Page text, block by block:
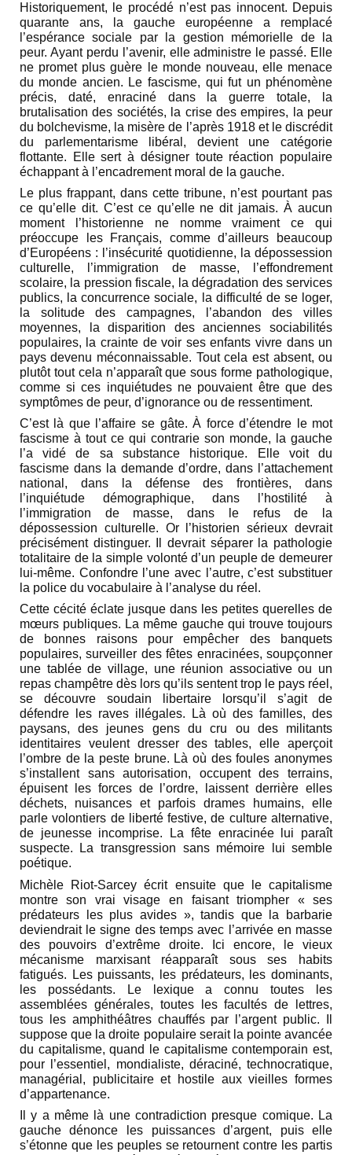
Historiquement, le procédé n’est pas innocent. Depuis
quarante ans, la gauche européenne a remplacé
l’espérance sociale par la gestion mémorielle de la
peur. Ayant perdu l’avenir, elle administre le passé. Elle
ne promet plus guère le monde nouveau, elle menace
du monde ancien. Le fascisme, qui fut un phénomène
précis, daté, enraciné dans la guerre totale, la
brutalisation des sociétés, la crise des empires, la peur
du bolchevisme, la misère de l’après 1918 et le discrédit
du parlementarisme libéral, devient une catégorie
flottante. Elle sert à désigner toute réaction populaire
échappant à l’encadrement moral de la gauche.
Le plus frappant, dans cette tribune, n’est pourtant pas
ce qu’elle dit. C’est ce qu’elle ne dit jamais. À aucun
moment l’historienne ne nomme vraiment ce qui
préoccupe les Français, comme d’ailleurs beaucoup
d’Européens : l’insécurité quotidienne, la dépossession
culturelle, l’immigration de masse, l’effondrement
scolaire, la pression fiscale, la dégradation des services
publics, la concurrence sociale, la difficulté de se loger,
la solitude des campagnes, l’abandon des villes
moyennes, la disparition des anciennes sociabilités
populaires, la crainte de voir ses enfants vivre dans un
pays devenu méconnaissable. Tout cela est absent, ou
plutôt tout cela n’apparaît que sous forme pathologique,
comme si ces inquiétudes ne pouvaient être que des
symptômes de peur, d’ignorance ou de ressentiment.
C’est là que l’affaire se gâte. À force d’étendre le mot
fascisme à tout ce qui contrarie son monde, la gauche
l’a vidé de sa substance historique. Elle voit du
fascisme dans la demande d’ordre, dans l’attachement
national, dans la défense des frontières, dans
l’inquiétude démographique, dans l’hostilité à
l’immigration de masse, dans le refus de la
dépossession culturelle. Or l’historien sérieux devrait
précisément distinguer. Il devrait séparer la pathologie
totalitaire de la simple volonté d’un peuple de demeurer
lui-même. Confondre l’une avec l’autre, c’est substituer
la police du vocabulaire à l’analyse du réel.
Cette cécité éclate jusque dans les petites querelles de
mœurs publiques. La même gauche qui trouve toujours
de bonnes raisons pour empêcher des banquets
populaires, surveiller des fêtes enracinées, soupçonner
une tablée de village, une réunion associative ou un
repas champêtre dès lors qu’ils sentent trop le pays réel,
se découvre soudain libertaire lorsqu’il s’agit de
défendre les raves illégales. Là où des familles, des
paysans, des jeunes gens du cru ou des militants
identitaires veulent dresser des tables, elle aperçoit
l’ombre de la peste brune. Là où des foules anonymes
s’installent sans autorisation, occupent des terrains,
épuisent les forces de l’ordre, laissent derrière elles
déchets, nuisances et parfois drames humains, elle
parle volontiers de liberté festive, de culture alternative,
de jeunesse incomprise. La fête enracinée lui paraît
suspecte. La transgression sans mémoire lui semble
poétique.
Michèle Riot-Sarcey écrit ensuite que le capitalisme
montre son vrai visage en faisant triompher « ses
prédateurs les plus avides », tandis que la barbarie
deviendrait le signe des temps avec l’arrivée en masse
des pouvoirs d’extrême droite. Ici encore, le vieux
mécanisme marxisant réapparaît sous ses habits
fatigués. Les puissants, les prédateurs, les dominants,
les possédants. Le lexique a connu toutes les
assemblées générales, toutes les facultés de lettres,
tous les amphithéâtres chauffés par l’argent public. Il
suppose que la droite populaire serait la pointe avancée
du capitalisme, quand le capitalisme contemporain est,
pour l’essentiel, mondialiste, déraciné, technocratique,
managérial, publicitaire et hostile aux vieilles formes
d’appartenance.
Il y a même là une contradiction presque comique. La
gauche dénonce les puissances d’argent, puis elle
s’étonne que les peuples se retournent contre les partis